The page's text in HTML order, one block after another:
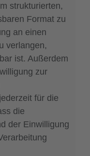
strukturierten,
Format zu
an einen
verlangen,
ist. Außerdem
zur
für die
die
der Einwilligung